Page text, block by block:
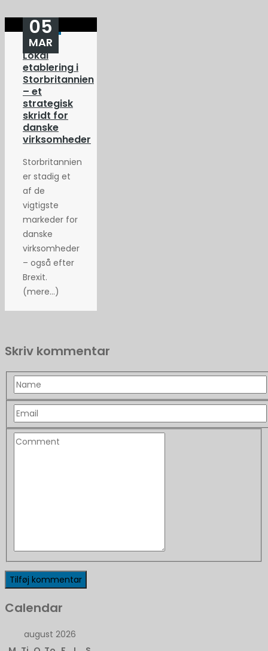
Lokal
etablering i
Storbritannien
– et
strategisk
skridt for
danske
virksomheder
05
MAR
Storbritannien
er stadig et
af de
vigtigste
markeder for
danske
virksomheder
– også efter
Brexit.
(mere…)
Skriv kommentar
Calendar
august 2026